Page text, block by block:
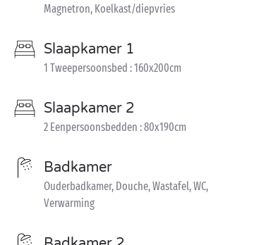
Magnetron, Koelkast/diepvries
Slaapkamer 1
1 Tweepersoonsbed : 160x200cm
Slaapkamer 2
2 Eenpersoonsbedden : 80x190cm
Badkamer
Ouderbadkamer, Douche, Wastafel, WC,
Verwarming